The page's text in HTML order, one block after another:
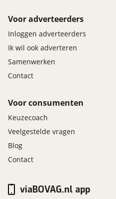
Voor adverteerders
Inloggen adverteerders
Ik wil ook adverteren
Samenwerken
Contact
Voor consumenten
Keuzecoach
Veelgestelde vragen
Blog
Contact
viaBOVAG.nl app